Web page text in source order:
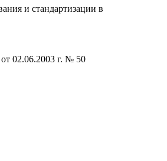
и стандартизации в
02.06.2003 г. № 50